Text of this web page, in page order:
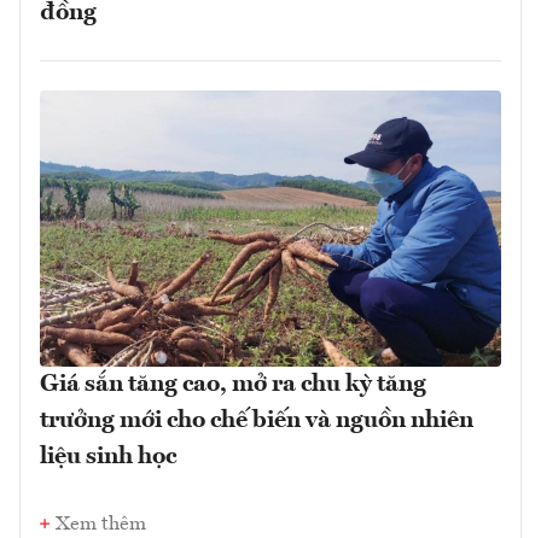
đồng
Giá sắn tăng cao, mở ra chu kỳ tăng
trưởng mới cho chế biến và nguồn nhiên
liệu sinh học
Xem thêm